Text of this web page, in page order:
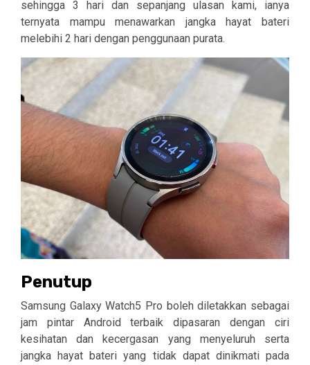
sehingga 3 hari dan sepanjang ulasan kami, ianya
ternyata mampu menawarkan jangka hayat bateri
melebihi 2 hari dengan penggunaan purata.
Penutup
Samsung Galaxy Watch5 Pro boleh diletakkan sebagai
jam pintar Android terbaik dipasaran dengan ciri
kesihatan dan kecergasan yang menyeluruh serta
jangka hayat bateri yang tidak dapat dinikmati pada